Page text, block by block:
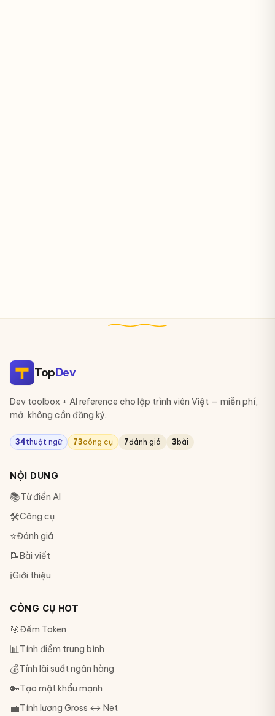
TopDev
Dev toolbox + AI reference cho lập trình viên Việt — miễn phí,
mở, không cần đăng ký.
34thuật ngữ 73công cụ 7đánh giá 3 bài
NỘI DUNG
📚Từ điển AI
🛠Công cụ
⭐Đánh giá
📝Bài viết
ℹ️Giới thiệu
CÔNG CỤ HOT
🎯Đếm Token
📊Tính điểm trung bình
💰Tính lãi suất ngân hàng
🔑Tạo mật khẩu mạnh
💼Tính lương Gross ↔ Net